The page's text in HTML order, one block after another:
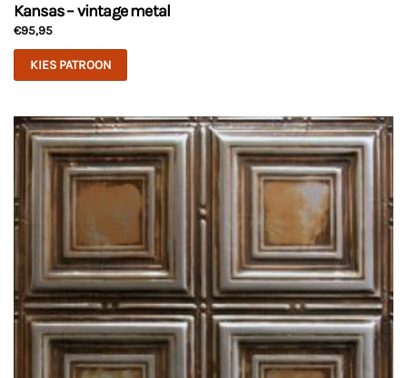
Kansas – vintage metal
€95,95
KIES PATROON